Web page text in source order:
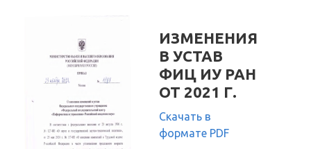
ИЗМЕНЕНИЯ
В УСТАВ
ФИЦ ИУ РАН
ОТ 2021 Г.
Скачать в
формате PDF